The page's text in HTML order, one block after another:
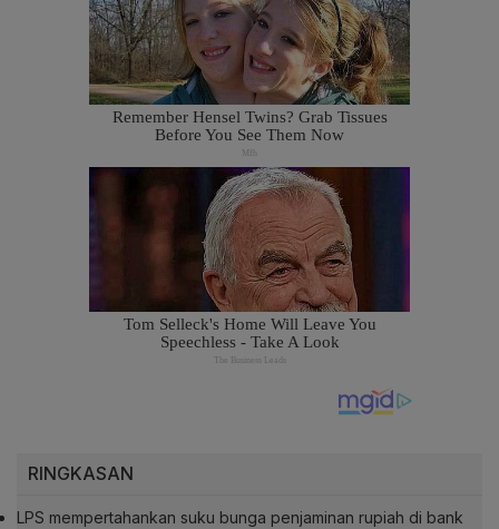
RINGKASAN
LPS mempertahankan suku bunga penjaminan rupiah di bank